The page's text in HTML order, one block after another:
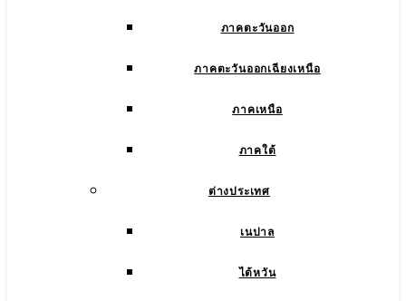
ภาคตะวันออก
ภาคตะวันออกเฉียงเหนือ
ภาคเหนือ
ภาคใต้
ต่างประเทศ
เนปาล
ไต้หวัน